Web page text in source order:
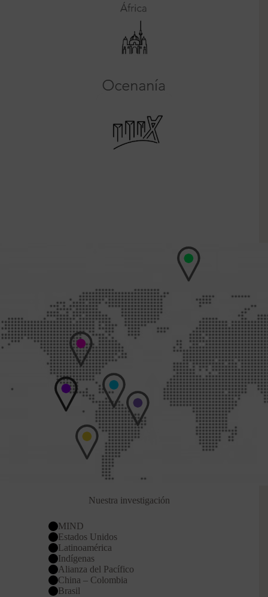
Nuestra investigación
MIND
Estados Unidos
Latinoamérica
Indígenas
Alianza del Pacífico
China – Colombia
Brasil